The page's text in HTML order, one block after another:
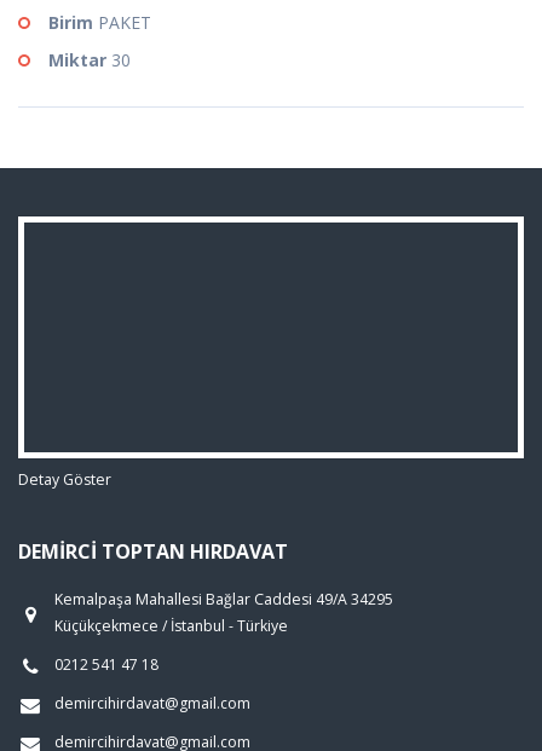
Birim PAKET
Miktar 30
Detay Göster
DEMIRCI TOPTAN HIRDAVAT
Kemalpaşa Mahallesi Bağlar Caddesi 49/A 34295
Küçükçekmece / İstanbul - Türkiye
0212 541 47 18
demircihirdavat@gmail.com
demircihirdavat@gmail.com